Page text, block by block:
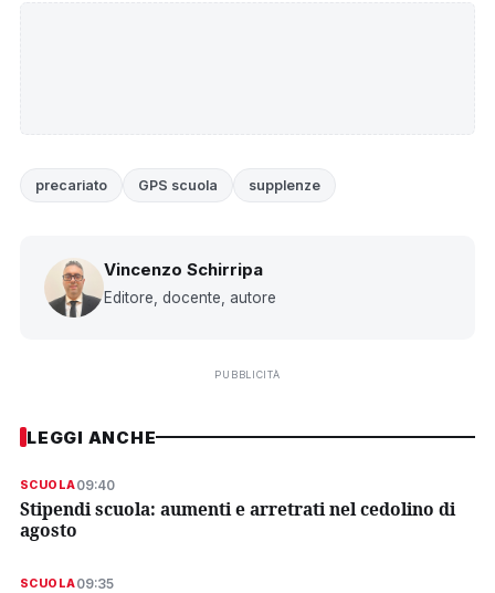
precariato GPS scuola supplenze
Vincenzo Schirripa
Editore, docente, autore
PUBBLICITÀ
LEGGI ANCHE
SCUOLA09:40
Stipendi scuola: aumenti e arretrati nel cedolino di
agosto
SCUOLA09:35